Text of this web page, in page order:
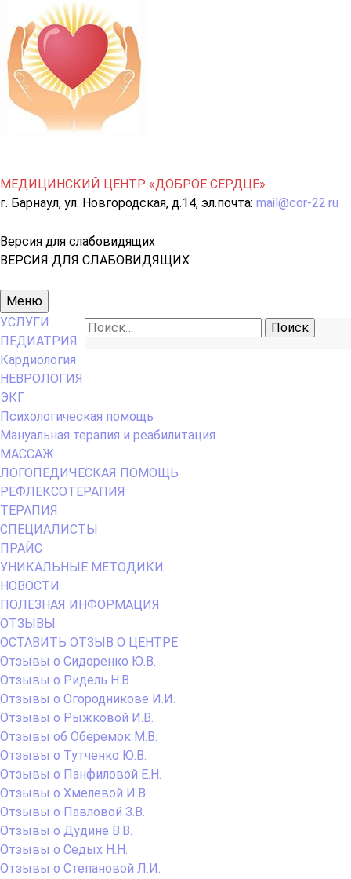
МЕДИЦИНСКИЙ ЦЕНТР «ДОБРОЕ СЕРДЦЕ»
г. Барнаул, ул. Новгородская, д.14, эл.почта: mail@cor-22.ru
Версия для слабовидящих
ВЕРСИЯ ДЛЯ СЛАБОВИДЯЩИХ
Основное
меню
Меню
Найти:
УСЛУГИ
ПЕДИАТРИЯ
Кардиология
НЕВРОЛОГИЯ
ЭКГ
Психологическая помощь
Мануальная терапия и реабилитация
МАССАЖ
ЛОГОПЕДИЧЕСКАЯ ПОМОЩЬ
РЕФЛЕКСОТЕРАПИЯ
ТЕРАПИЯ
СПЕЦИАЛИСТЫ
ПРАЙС
УНИКАЛЬНЫЕ МЕТОДИКИ
НОВОСТИ
ПОЛЕЗНАЯ ИНФОРМАЦИЯ
ОТЗЫВЫ
ОСТАВИТЬ ОТЗЫВ О ЦЕНТРЕ
Отзывы о Сидоренко Ю.В.
Отзывы о Ридель Н.В.
Отзывы о Огородникове И.И.
Отзывы о Рыжковой И.В.
Отзывы об Оберемок М.В.
Отзывы о Тутченко Ю.В.
Отзывы о Панфиловой Е.Н.
Отзывы о Хмелевой И.В.
Отзывы о Павловой З.В.
Отзывы о Дудине В.В.
Отзывы о Седых Н.Н.
Отзывы о Степановой Л.И.